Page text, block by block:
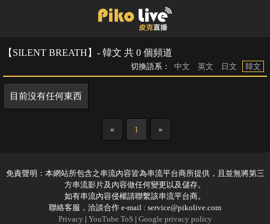
【SILENT BREATH】- 韓文 共 0 個頻道
切換語系： 中文 英文 日文 韓文
目前沒有任何東西
« 1 »
免責聲明：本網站所包含之串流內容皆為串流平台商所提供，且並無將第三
方串流影片及內容做任何變更以及儲存。
如有串流內容侵權請聯繫該串流平台商。
聯絡客服，洽談合作 e-mail : service@pikolive.com
Privacy | YouTube ToS| Google privacy policy